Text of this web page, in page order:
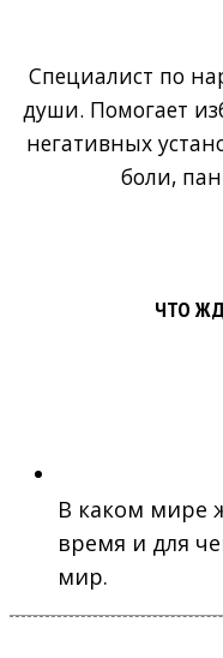
Специалист по
души. Помогает
негативных
боли,
ЧТО
В каком мире
время и для
мир.